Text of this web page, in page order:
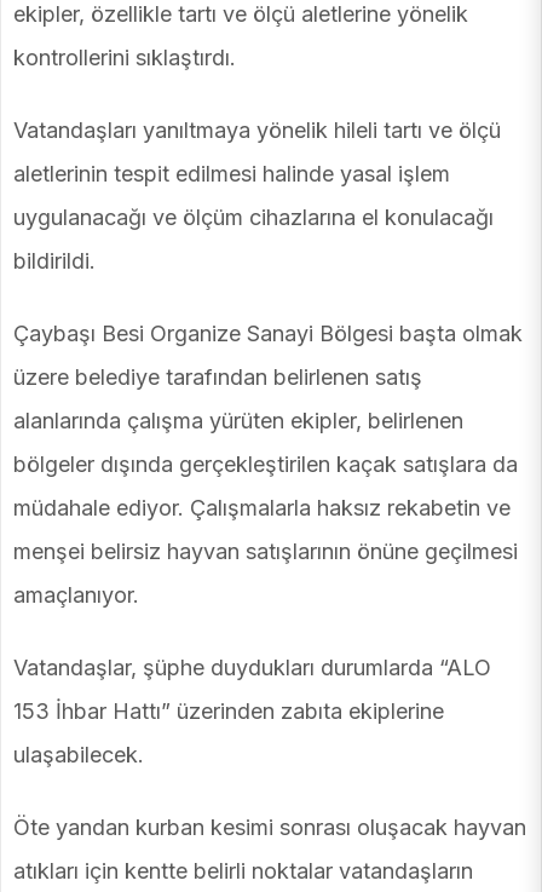
ekipler, özellikle tartı ve ölçü aletlerine yönelik
kontrollerini sıklaştırdı.
Vatandaşları yanıltmaya yönelik hileli tartı ve ölçü
aletlerinin tespit edilmesi halinde yasal işlem
uygulanacağı ve ölçüm cihazlarına el konulacağı
bildirildi.
Çaybaşı Besi Organize Sanayi Bölgesi başta olmak
üzere belediye tarafından belirlenen satış
alanlarında çalışma yürüten ekipler, belirlenen
bölgeler dışında gerçekleştirilen kaçak satışlara da
müdahale ediyor. Çalışmalarla haksız rekabetin ve
menşei belirsiz hayvan satışlarının önüne geçilmesi
amaçlanıyor.
Vatandaşlar, şüphe duydukları durumlarda “ALO
153 İhbar Hattı” üzerinden zabıta ekiplerine
ulaşabilecek.
Öte yandan kurban kesimi sonrası oluşacak hayvan
atıkları için kentte belirli noktalar vatandaşların